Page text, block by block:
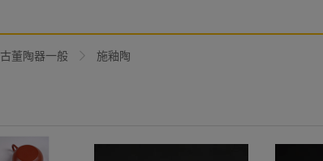
古董陶器一般 施釉陶